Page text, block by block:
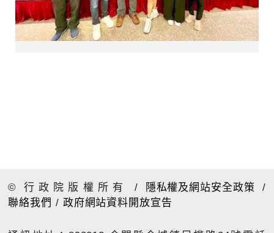
© 行政院版權所有 / 隱私權及網站安全政策
/
聯絡我們 / 政府網站資料開放宣告